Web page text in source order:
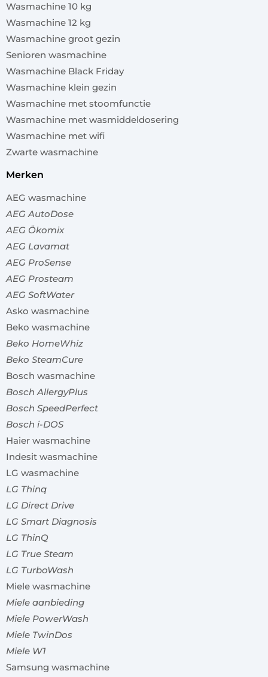
Wasmachine 10 kg
Wasmachine 12 kg
Wasmachine groot gezin
Senioren wasmachine
Wasmachine Black Friday
Wasmachine klein gezin
Wasmachine met stoomfunctie
Wasmachine met wasmiddeldosering
Wasmachine met wifi
Zwarte wasmachine
merken
AEG wasmachine
AEG AutoDose
AEG Ökomix
AEG Lavamat
AEG ProSense
AEG Prosteam
AEG SoftWater
Asko wasmachine
Beko wasmachine
Beko HomeWhiz
Beko SteamCure
Bosch wasmachine
Bosch AllergyPlus
Bosch SpeedPerfect
Bosch i-DOS
Haier wasmachine
Indesit wasmachine
LG wasmachine
LG Thinq
LG Direct Drive
LG Smart Diagnosis
LG ThinQ
LG True Steam
LG TurboWash
Miele wasmachine
Miele aanbieding
Miele PowerWash
Miele TwinDos
Miele W1
Samsung wasmachine